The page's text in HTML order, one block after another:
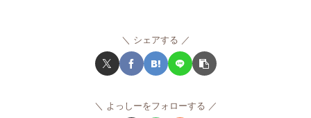
シェアする
よっしーをフォローする